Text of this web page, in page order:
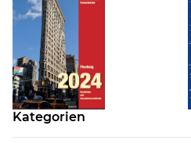
Kategorien